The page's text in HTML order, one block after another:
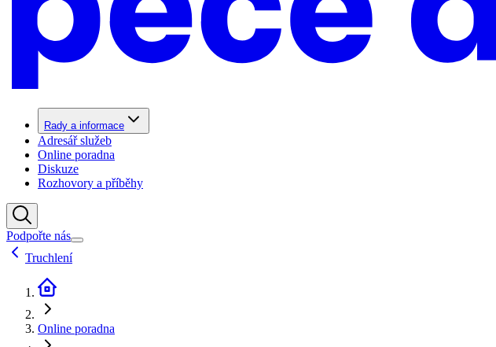
Rady a informace
Adresář služeb
Online poradna
Diskuze
Rozhovory a příběhy
Podpořte nás
Truchlení
Online poradna